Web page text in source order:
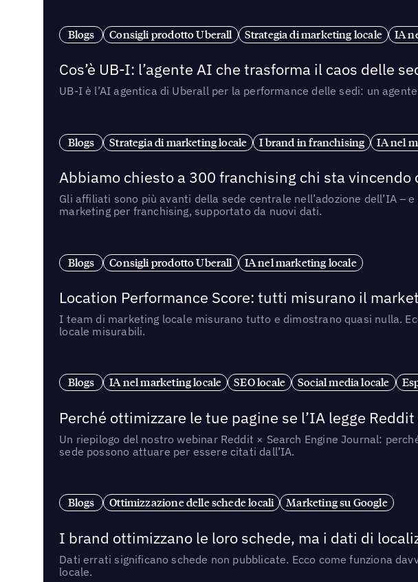
Blogs Consigli prodotto Uberall Strategia di marketing locale IA
Cos’è UB-I: l’agente AI che trasforma il caos delle
UB-I è l’AI agentica di Uberall per la performance delle sedi: un
Blogs Strategia di marketing locale I brand in franchising IA nel
Abbiamo chiesto a 300 franchising chi sta vincendo
Gli affiliati sono più avanti della sede centrale nell’adozione dell’IA
marketing per franchising, supportato da nuovi dati.
Blogs Consigli prodotto Uberall IA nel marketing locale
Location Performance Score: tutti misurano il
I team di marketing locale misurano tutto e dimostrano quasi nulla.
locale misurabili.
Blogs IA nel marketing locale SEO locale Social media locale
Perché ottimizzare le tue pagine se l’IA legge
Un riepilogo del nostro webinar Reddit × Search Engine Journal:
sede possono attuare per essere citati dall’IA.
Blogs Ottimizzazione delle schede locali Marketing su Google
I brand ottimizzano le loro schede, ma i dati di
Dati errati significano schede non pubblicate. Ecco come funziona
locale.